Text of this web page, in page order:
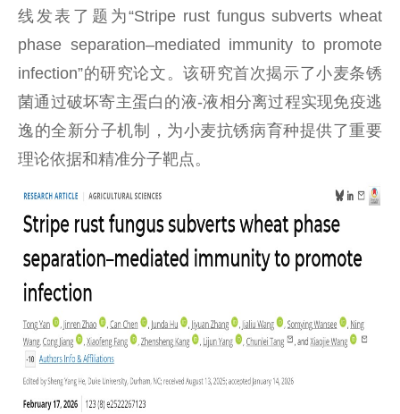
线发表了题为“Stripe rust fungus subverts wheat
phase separation–mediated immunity to promote
infection”的研究论文。该研究首次揭示了小麦条锈
菌通过破坏寄主蛋白的液-液相分离过程实现免疫逃
逸的全新分子机制，为小麦抗锈病育种提供了重要
理论依据和精准分子靶点。